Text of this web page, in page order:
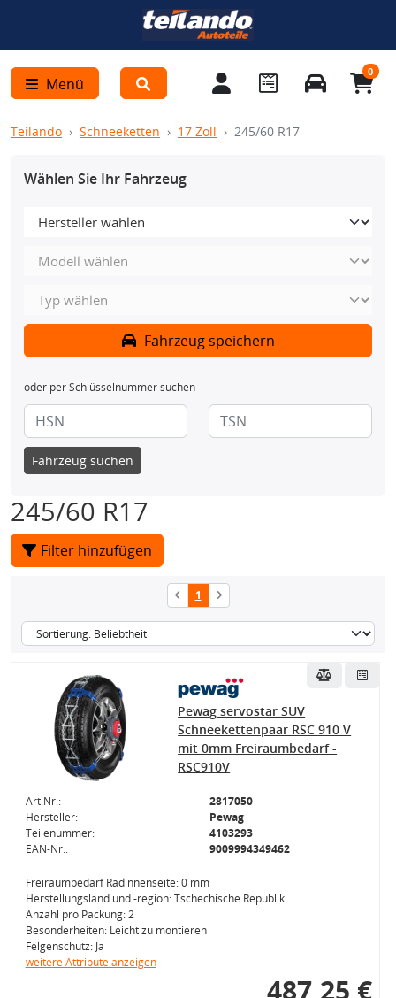
Menü
0
Teilando Schneeketten 17 Zoll 245/60 R17
Wählen Sie Ihr Fahrzeug
Fahrzeug speichern
oder per Schlüsselnummer suchen
Fahrzeug suchen
245/60 R17
Filter hinzufügen
1
Pewag servostar SUV
Schneekettenpaar RSC 910 V
mit 0mm Freiraumbedarf -
RSC910V
Art.Nr.:
2817050
Hersteller:
Pewag
Teilenummer:
4103293
EAN-Nr.:
9009994349462
Freiraumbedarf Radinnenseite: 0 mm
Herstellungsland und -region: Tschechische Republik
Anzahl pro Packung: 2
Besonderheiten: Leicht zu montieren
Felgenschutz: Ja
weitere Attribute anzeigen
487,25 €